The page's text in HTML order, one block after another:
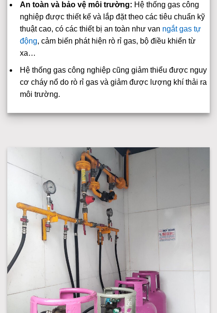
An toàn và bảo vệ môi trường: Hệ thống gas công
nghiệp được thiết kế và lắp đặt theo các tiêu chuẩn kỹ
thuật cao, có các thiết bị an toàn như van ngắt gas tự
động, cảm biến phát hiện rò rỉ gas, bộ điều khiển từ
xa…
Hệ thống gas công nghiệp cũng giảm thiểu được nguy
cơ cháy nổ do rò rỉ gas và giảm được lượng khí thải ra
môi trường.